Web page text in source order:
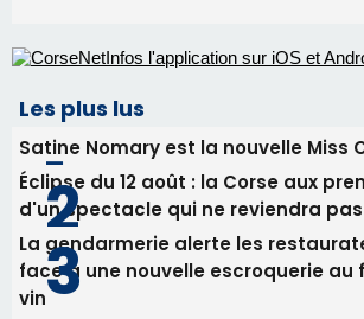
Les plus lus
Satine Nomary est la nouvelle Miss
Éclipse du 12 août : la Corse aux
d'un spectacle qui ne reviendra pas
La gendarmerie alerte les
face à une nouvelle escroquerie au
vin